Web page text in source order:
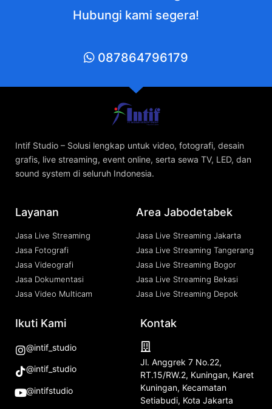
Hubungi kami segera!
087864796179
Intif Studio – Solusi lengkap untuk video, fotografi, desain
grafis, live streaming, event online, serta sewa TV, LED, dan
sound system di seluruh Indonesia.
Layanan
Jasa Live Streaming
Jasa Fotografi
Jasa Videografi
Jasa Dokumentasi
Jasa Video Multicam
Area Jabodetabek
Jasa Live Streaming Jakarta
Jasa Live Streaming Tangerang
Jasa Live Streaming Bogor
Jasa Live Streaming Bekasi
Jasa Live Streaming Depok
Ikuti Kami
@intif_studio
@intif_studio
@intifstudio
Kontak
Jl. Anggrek 7 No.22,
RT.15/RW.2, Kuningan, Karet
Kuningan, Kecamatan
Setiabudi, Kota Jakarta